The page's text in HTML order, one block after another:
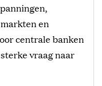
en
centrale banken
vraag naar